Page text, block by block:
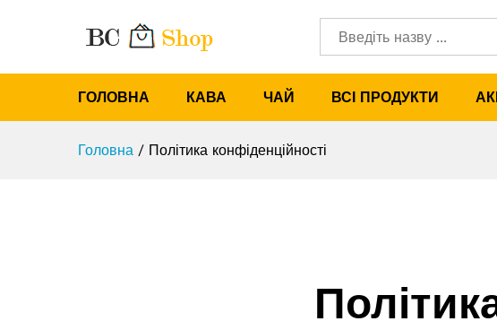
Категорії
ГОЛОВНА КАВА ЧАЙ ВСІ ПРОДУКТИ
Головна / Політика конфіденційності